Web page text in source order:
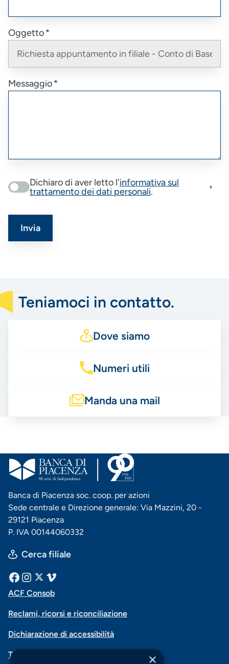
Oggetto
Messaggio
Dichiaro di aver letto l'informativa sul
trattamento dei dati personali.
Teniamoci in contatto.
Dove siamo
Numeri utili
Manda una mail
Banca di Piacenza soc. coop. per azioni
Sede centrale e Direzione generale: Via Mazzini, 20 -
29121 Piacenza
P. IVA 00144060332
Cerca filiale
Menu
social
Facebook
InstagramVimeo
Menu
navigazione
ACF Consob
Reclami, ricorsi e riconciliazione
Dichiarazione di accessibilità
Trasparenza ×